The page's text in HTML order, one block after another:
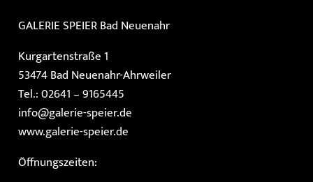
GALERIE SPEIERBad Neuenahr
Kurgartenstraße 1
53474 Bad Neuenahr-Ahrweiler
Tel.: 02641 – 9165445
info@galerie-speier.de
www.galerie-speier.de
Öffnungszeiten: